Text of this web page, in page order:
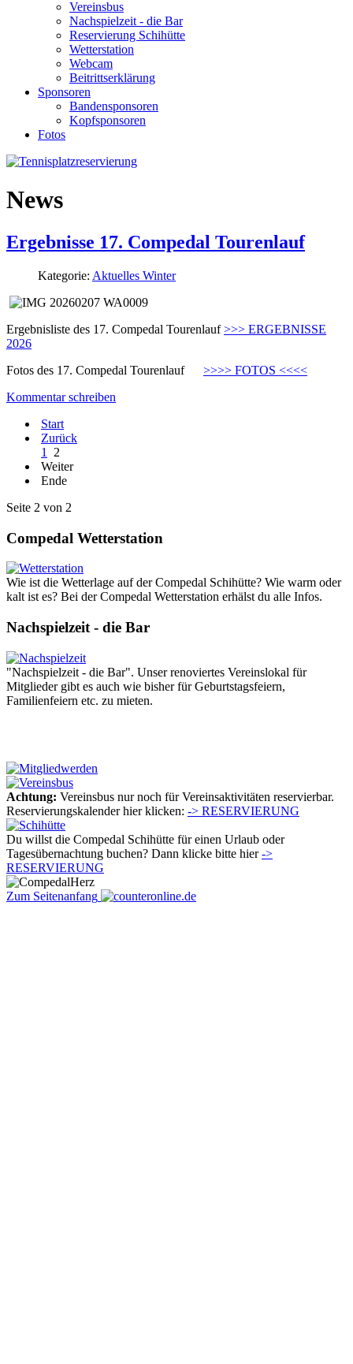
Vereinsbus
Nachspielzeit - die Bar
Reservierung Schihütte
Wetterstation
Webcam
Beitrittserklärung
Sponsoren
Bandensponsoren
Kopfsponsoren
Fotos
News
Ergebnisse 17. Compedal Tourenlauf
Kategorie: Aktuelles Winter
Ergebnisliste des 17. Compedal Tourenlauf>>> ERGEBNISSE
2026
Fotos des 17. Compedal Tourenlauf >>>> FOTOS <<<<
Kommentar schreiben
Start
Zurück
1
2
Weiter
Ende
Seite 2 von 2
Compedal Wetterstation
Wie ist die Wetterlage auf der Compedal Schihütte? Wie warm oder
kalt ist es? Bei der Compedal Wetterstation erhälst du alle Infos.
Nachspielzeit - die Bar
"Nachspielzeit - die Bar". Unser renoviertes Vereinslokal für
Mitglieder gibt es auch wie bisher für Geburtstagsfeiern,
Familienfeiern etc. zu mieten.
Achtung: Vereinsbus nur noch für Vereinsaktivitäten reservierbar.
Reservierungskalender hier klicken: -> RESERVIERUNG
Du willst die Compedal Schihütte für einen Urlaub oder
Tagesübernachtung buchen? Dann klicke bitte hier->
RESERVIERUNG
Zum Seitenanfang